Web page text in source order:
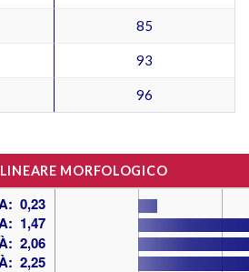
85
93
96
LINEARE MORFOLOGICO